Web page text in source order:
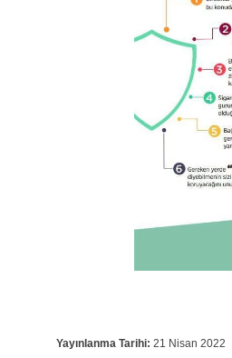
Yayınlanma Tarihi: 21 Nisan 2022